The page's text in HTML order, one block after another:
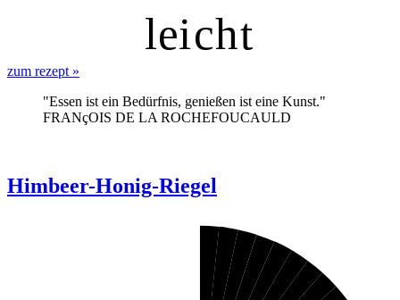
leicht
zum rezept »
"Essen ist ein Bedürfnis, genießen ist eine Kunst."
FRANçOIS DE LA ROCHEFOUCAULD
Himbeer-Honig-Riegel